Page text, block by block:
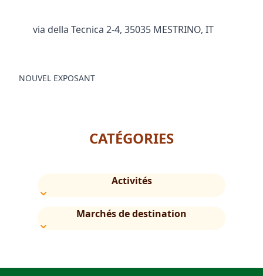
via della Tecnica 2-4, 35035 MESTRINO, IT
NOUVEL EXPOSANT
CATÉGORIES
Activités
Marchés de destination